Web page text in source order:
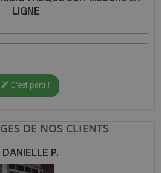
LIGNE
C'est parti !
DE NOS CLIENTS
DANIELLE P.